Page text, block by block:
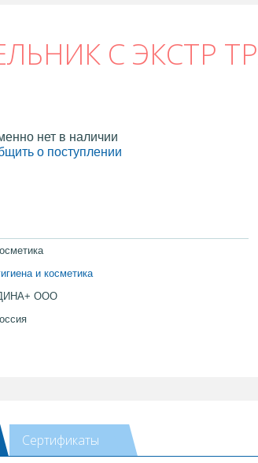
С ЭКСТР
нет в наличии
о поступлении
и косметика
ООО
Сертификаты